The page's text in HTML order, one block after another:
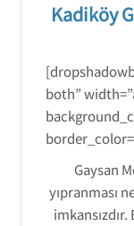
Kadiköy
both”
Gaysan
yıpranması